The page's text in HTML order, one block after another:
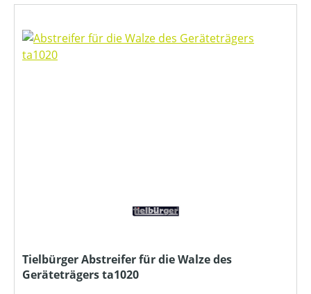
Tielbürger Abstreifer für die Walze des
Geräteträgers ta1020